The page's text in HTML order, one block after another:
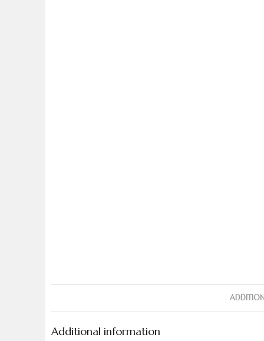
Additional information